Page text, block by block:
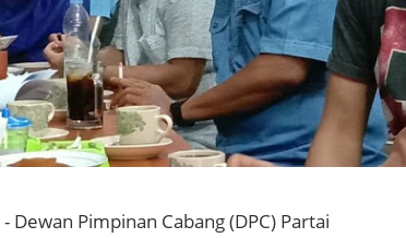
- Dewan Pimpinan Cabang (DPC) Partai